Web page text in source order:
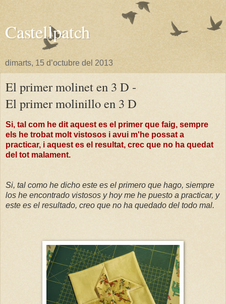
Castellpatch
dimarts, 15 d’octubre del 2013
El primer molinet en 3 D -
El primer molinillo en 3 D
Si, tal com he dit aquest es el primer que faig, sempre
els he trobat molt vistosos i avui m'he possat a
practicar, i aquest es el resultat, crec que no ha quedat
del tot malament.
Si, tal como he dicho este es el primero que hago, siempre
los he encontrado vistosos y hoy me he puesto a practicar, y
este es el resultado, creo que no ha quedado del todo mal.